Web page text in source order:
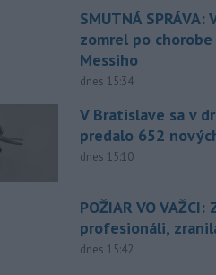
SMUTNÁ
zomrel po
Messiho
dnes 15:34
V Bratislave sa v
predalo 652
dnes 15:10
POŽIAR VO VAŽCI:
profesionáli,
dnes 15:42